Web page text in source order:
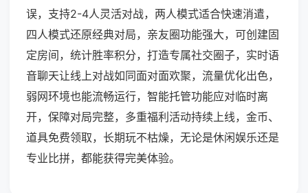
误，支持2-4人灵活对战，两人模式适合快速消遣，
四人模式还原经典对局，亲友圈功能强大，可创建固
定房间，统计胜率积分，打造专属社交圈子，实时语
音聊天让线上对战如同面对面欢聚，流量优化出色，
弱网环境也能流畅运行，智能托管功能应对临时离
开，保障对局完整，多重福利活动持续上线，金币、
道具免费领取，长期玩不枯燥，无论是休闲娱乐还是
专业比拼，都能获得完美体验。